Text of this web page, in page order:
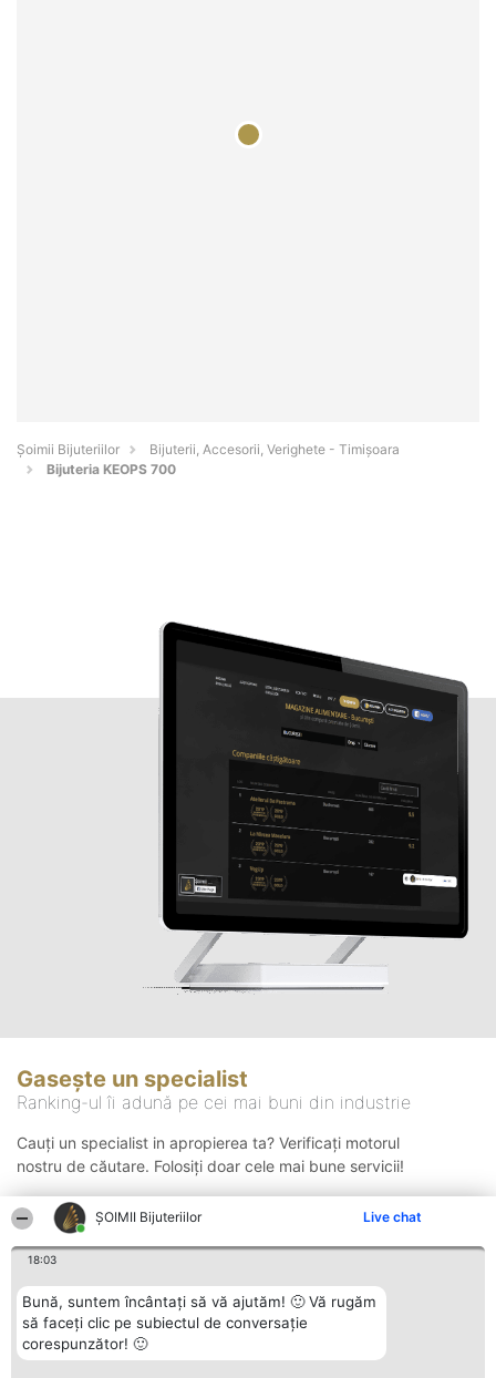
ŞOIMII Bijuteriilor Live chat
18:03
Bună, suntem încântați să vă ajutăm! 🙂 Vă rugăm
să faceți clic pe subiectul de conversație
corespunzător! 🙂
Şoimii Bijuteriilor
Bijuterii, Accesorii, Verighete - Timişoara
Bijuteria KEOPS 700
Gasește un specialist
Ranking-ul îi adună pe cei mai buni din industrie
Cauți un specialist in apropierea ta? Verificați motorul
nostru de căutare. Folosiți doar cele mai bune servicii!